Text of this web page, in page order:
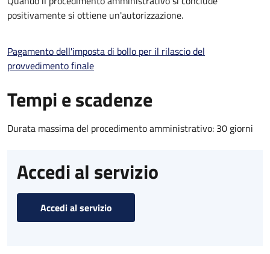
positivamente si ottiene un'autorizzazione.
Pagamento dell'imposta di bollo per il rilascio del
provvedimento finale
Tempi e scadenze
Durata massima del procedimento amministrativo: 30 giorni
Accedi al servizio
Accedi al servizio